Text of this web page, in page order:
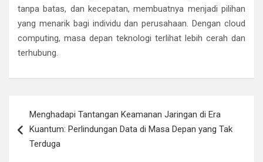
tanpa batas, dan kecepatan, membuatnya menjadi pilihan
yang menarik bagi individu dan perusahaan. Dengan cloud
computing, masa depan teknologi terlihat lebih cerah dan
terhubung.
posMenghadapi Tantangan Keamanan Jaringan di Era
Kuantum: Perlindungan Data di Masa Depan yang Tak
Terduga